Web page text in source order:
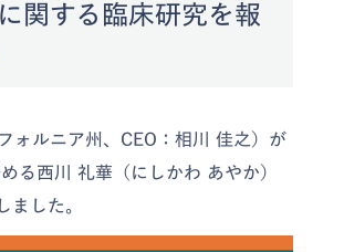
関する臨床研究を報
ォルニア州、CEO：相川 佳之）が
る西川 礼華（にしかわ あやか）
ました。